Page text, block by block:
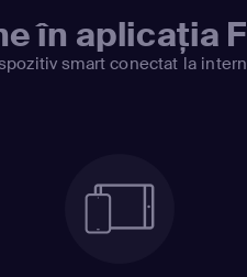
în aplicația
smart conectat la